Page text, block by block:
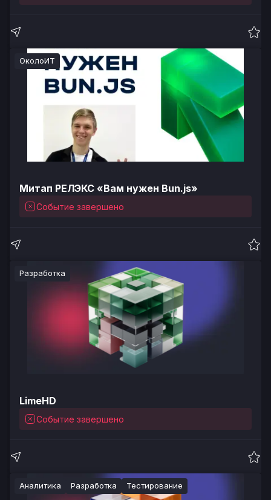
ОколоИТ
Митап РЕЛЭКС «Вам нужен Bun.js»
Событие завершено
Разработка
LimeHD
Событие завершено
Аналитика Разработка Тестирование